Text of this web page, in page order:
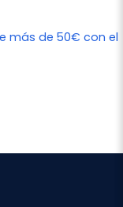
más de 50€ con el